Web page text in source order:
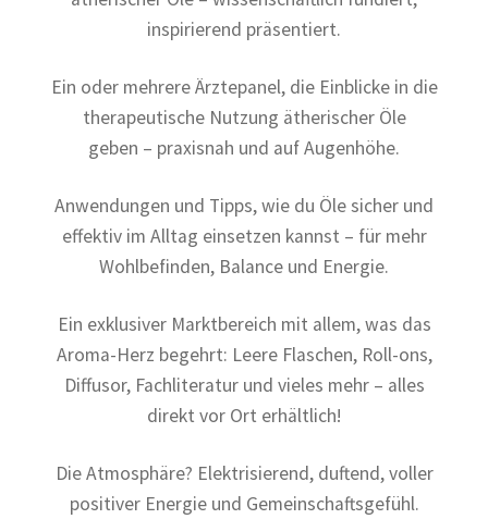
inspirierend präsentiert.
Ein oder mehrere Ärztepanel, die Einblicke in die
therapeutische Nutzung ätherischer Öle
geben – praxisnah und auf Augenhöhe.
Anwendungen und Tipps, wie du Öle sicher und
effektiv im Alltag einsetzen kannst – für mehr
Wohlbefinden, Balance und Energie.
Ein exklusiver Marktbereich mit allem, was das
Aroma-Herz begehrt: Leere Flaschen, Roll-ons,
Diffusor, Fachliteratur und vieles mehr – alles
direkt vor Ort erhältlich!
Die Atmosphäre? Elektrisierend, duftend, voller
positiver Energie und Gemeinschaftsgefühl.